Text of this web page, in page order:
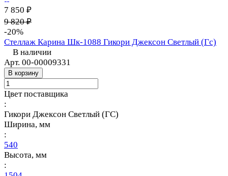
7 850 ₽
9 820 ₽
-20%
Стеллаж Карина Шк-1088 Гикори Джексон Светлый (Гс)
В наличии
Арт. 00-00009331
В корзину
Цвет поставщика
:
Гикори Джексон Светлый (ГС)
Ширина, мм
:
540
Высота, мм
: